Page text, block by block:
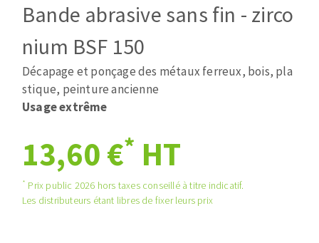
Disques fibre et papier
Cales à poncer et patins
Plateaux supports
Eponges abrasive
Disques abrasifs agglomérés
Meules d'ébarbage
TRAITEMENT DE SURFACE
Disques à lamelles
Bande abrasive sans fin - zirco
nium BSF 150
Décapage et ponçage des métaux ferreux, bois, pla
stique, peinture ancienne
Usage extrême
13,60 €* HT
* Prix public 2026 hors taxes conseillé à titre indicatif.
Les distributeurs étant libres de fixer leurs prix